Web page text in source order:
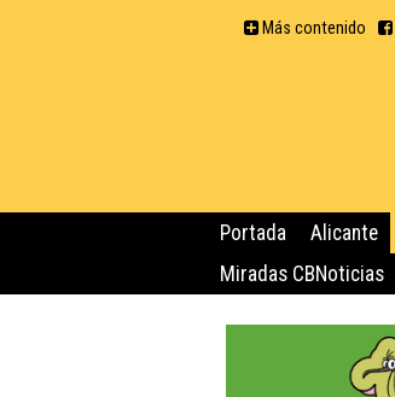
Más contenido
Portada Alicante
Miradas CBNoticias